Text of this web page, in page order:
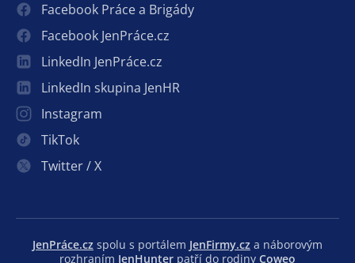
Facebook Práce a Brigády
Facebook JenPráce.cz
LinkedIn JenPráce.cz
LinkedIn skupina JenHR
Instagram
TikTok
Twitter / X
JenPráce.cz spolu s portálem JenFirmy.cz a náborovým
rozhraním JenHunter patří do rodiny Coweo